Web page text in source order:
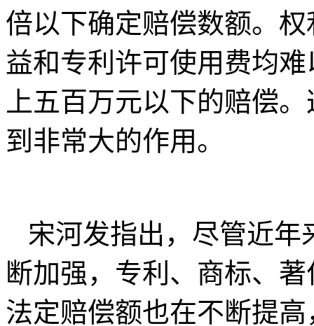
倍以下确定赔偿数额。
益和专利许可使用费均
上五百万元以下的赔偿
到非常大的作用。
宋河发指出，尽管近
断加强，专利、商标、
法定赔偿额也在不断提